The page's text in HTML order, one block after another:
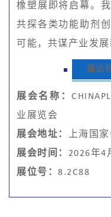
橡塑展即将启幕。
共探各类功能助剂
可能，共谋产业发展
德达
展会名称：
业展览会
展会地址： 上海国家
展会时间： 2026年4
展位号： 8.2C88